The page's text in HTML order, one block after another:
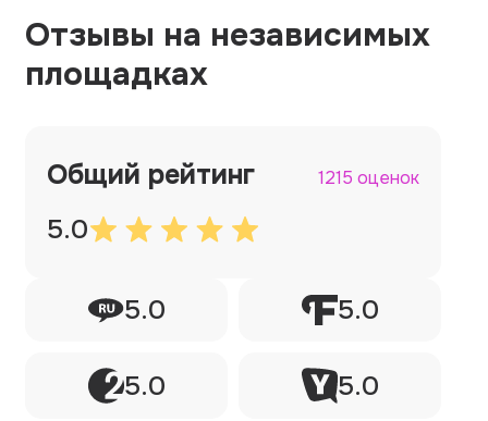
Отзывы на независимых
площадках
Общий рейтинг 1215 оценок
5.0
5.0 5.0
5.0 5.0